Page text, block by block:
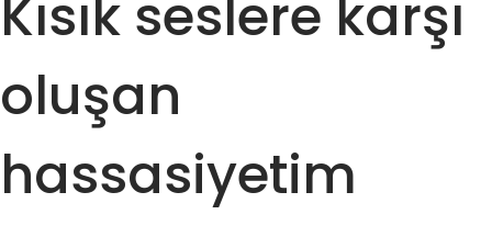
Kısık seslere karşı
oluşan
hassasiyetim